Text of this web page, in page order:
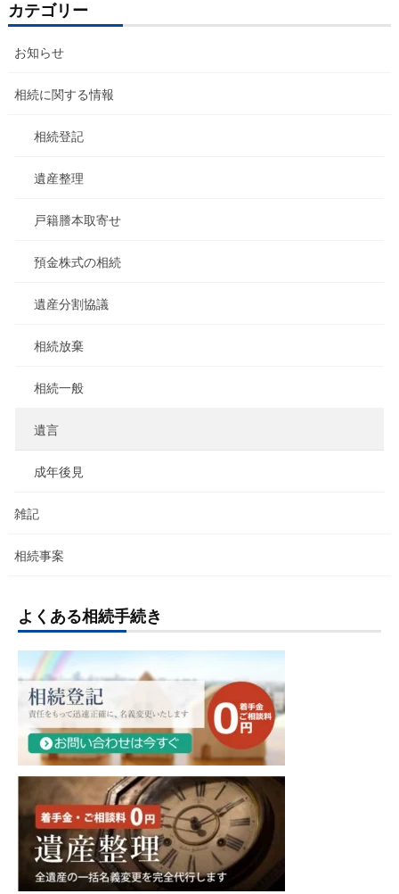
カテゴリー
お知らせ
相続に関する情報
相続登記
遺産整理
戸籍謄本取寄せ
預金株式の相続
遺産分割協議
相続放棄
相続一般
遺言
成年後見
雑記
相続事案
よくある相続手続き